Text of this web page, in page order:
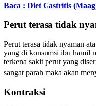
Baca : Diet Gastritis
Perut terasa tidak
Perut terasa tidak nyaman
yang di konsumsi ibu hamil
terkena sakit perut yang
sangat parah maka akan
Kontraksi